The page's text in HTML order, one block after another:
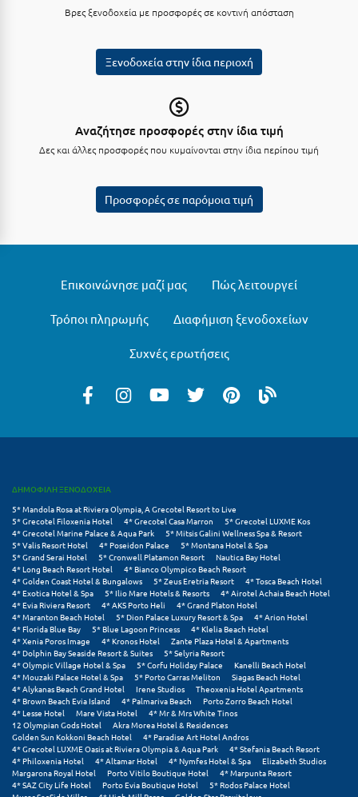
Νέα Στύρα Εύβοιας
Νέοι Πόροι Πιερίας
Ορεινή Ναυπακτία
Π
Πάλαιρος
Παξοί
Παραλία Κατερίνης
Παραλία Λιτοχώρου
Παράλιο Άστρος
Πάργα
Παρνασσός
Πάρος
Βρες ξενοδοχεία με προσφορές σε κοντινή απόσταση
Ξενοδοχεία στην ίδια περιοχή
Αναζήτησε προσφορές στην ίδια τιμή
Δες και άλλες προσφορές που κυμαίνονται στην ίδια περίπου τιμή
Προσφορές σε παρόμοια τιμή
Επικοινώνησε μαζί μας Πώς λειτουργεί
Τρόποι πληρωμής Διαφήμιση ξενοδοχείων
Συχνές ερωτήσεις
ΔΗΜΟΦΙΛΗ ΞΕΝΟΔΟΧΕΙΑ
5* Mandola Rosa at Riviera Olympia, A Grecotel Resort to Live
5* Grecotel Filoxenia Hotel
4* Grecotel Casa Marron
5* Grecotel LUXME Kos
4* Grecotel Marine Palace & Aqua Park
5* Mitsis Galini Wellness Spa & Resort
5* Valis Resort Hotel
4* Poseidon Palace
5* Montana Hotel & Spa
5* Grand Serai Hotel
5* Cronwell Platamon Resort
Nautica Bay Hotel
4* Long Beach Resort Hotel
4* Bianco Olympico Beach Resort
4* Golden Coast Hotel & Bungalows
5* Zeus Eretria Resort
4* Tosca Beach Hotel
4* Exotica Hotel & Spa
5* Ilio Mare Hotels & Resorts
4* Airotel Achaia Beach Hotel
4* Evia Riviera Resort
4* AKS Porto Heli
4* Grand Platon Hotel
4* Maranton Beach Hotel
5* Dion Palace Luxury Resort & Spa
4* Arion Hotel
4* Florida Blue Bay
5* Blue Lagoon Princess
4* Klelia Beach Hotel
4* Xenia Poros Image
4* Kronos Hotel
Zante Plaza Hotel & Apartments
4* Dolphin Bay Seaside Resort & Suites
5* Selyria Resort
4* Olympic Village Hotel & Spa
5* Corfu Holiday Palace
Kanelli Beach Hotel
4* Mouzaki Palace Hotel & Spa
5* Porto Carras Meliton
Siagas Beach Hotel
4* Alykanas Beach Grand Hotel
Irene Studios
Theoxenia Hotel Apartments
4* Brown Beach Evia Island
4* Palmariva Beach
Porto Zorro Beach Hotel
4* Lesse Hotel
Mare Vista Hotel
4* Mr & Mrs White Tinos
12 Olympian Gods Hotel
Akra Morea Hotel & Residences
Golden Sun Kokkoni Beach Hotel
4* Paradise Art Hotel Andros
4* Grecotel LUXME Oasis at Riviera Olympia & Aqua Park
4* Stefania Beach Resort
4* Philoxenia Hotel
4* Altamar Hotel 4* Nymfes Hotel & Spa
Elizabeth Studios
Margarona Royal Hotel
Porto Vitilo Boutique Hotel
4* Marpunta Resort
4* SAZ City Life Hotel
Porto Evia Boutique Hotel
5* Rodos Palace Hotel